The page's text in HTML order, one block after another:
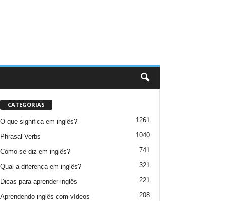
CATEGORIAS
O que significa em inglês? 1261
Phrasal Verbs 1040
Como se diz em inglês? 741
Qual a diferença em inglês? 321
Dicas para aprender inglês 221
Aprendendo inglês com vídeos 208